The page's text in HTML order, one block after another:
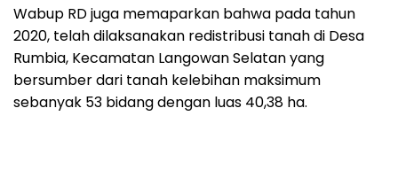
Wabup RD juga memaparkan bahwa pada tahun
2020, telah dilaksanakan redistribusi tanah di Desa
Rumbia, Kecamatan Langowan Selatan yang
bersumber dari tanah kelebihan maksimum
sebanyak 53 bidang dengan luas 40,38 ha.